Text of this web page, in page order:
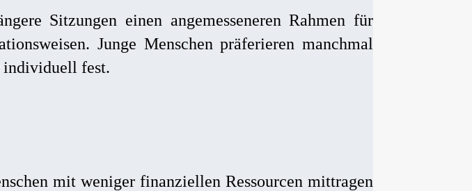
Sitzungen einen angemesseneren Rahmen für
Junge Menschen präferieren manchmal
individuell fest.
mit weniger finanziellen Ressourcen mittragen